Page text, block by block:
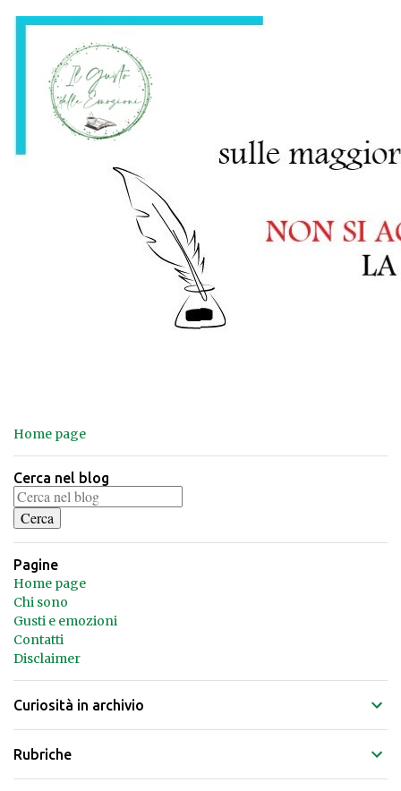
Home page
Cerca nel blog
Pagine
Home page
Chi sono
Gusti e emozioni
Contatti
Disclaimer
Curiosità in archivio
Rubriche